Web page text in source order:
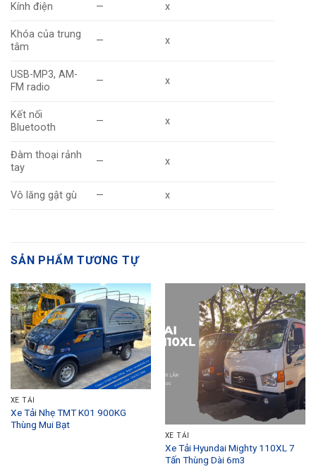
Kính điện — x
Khóa của trung
tâm
— x
USB-MP3, AM-
FM radio
— x
Kết nối
Bluetooth
— x
Đàm thoại rảnh
tay
— x
Vô lăng gật gù — x
SẢN PHẨM TƯƠNG TỰ
XE TẢI
Xe Tải Nhẹ TMT K01 900KG
Thùng Mui Bạt
XE TẢI
Xe Tải Hyundai Mighty 110XL 7
Tấn Thùng Dài 6m3